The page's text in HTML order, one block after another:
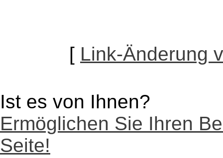
[ Link-Änderung
Ist es von Ihnen?
Ermöglichen Sie Ihren
Seite!